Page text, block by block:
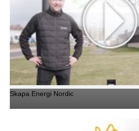
Skapa Energi Nordic